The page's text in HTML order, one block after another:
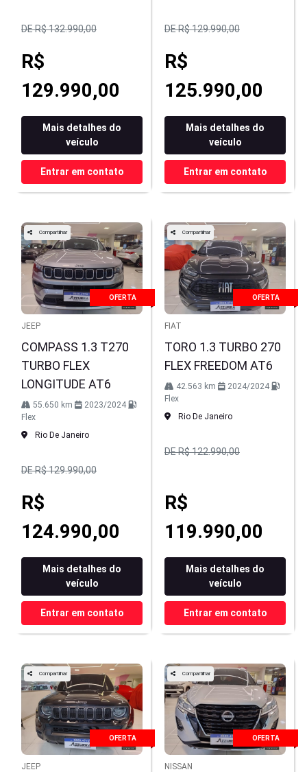
DE R$ 132.990,00
R$
129.990,00
Mais detalhes do
veículo
Entrar em contato
DE R$ 129.990,00
R$
125.990,00
Mais detalhes do
veículo
Entrar em contato
OFERTA
Compartilhar
JEEP
COMPASS 1.3 T270
TURBO FLEX
LONGITUDE AT6
55.650 km
2023/2024
Flex
Rio De Janeiro
DE R$ 129.990,00
R$
124.990,00
Mais detalhes do
veículo
Entrar em contato
OFERTA
Compartilhar
FIAT
TORO 1.3 TURBO 270
FLEX FREEDOM AT6
42.563 km
2024/2024
Flex
Rio De Janeiro
DE R$ 122.990,00
R$
119.990,00
Mais detalhes do
veículo
Entrar em contato
OFERTA
Compartilhar
JEEP
OFERTA
Compartilhar
NISSAN